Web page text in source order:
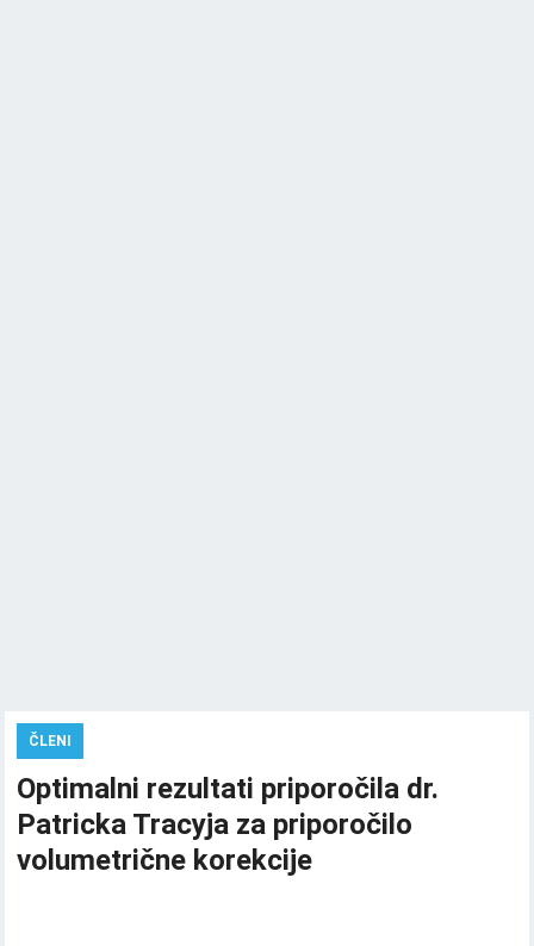
ČLENI
Optimalni rezultati priporočila dr.
Patricka Tracyja za priporočilo
volumetrične korekcije